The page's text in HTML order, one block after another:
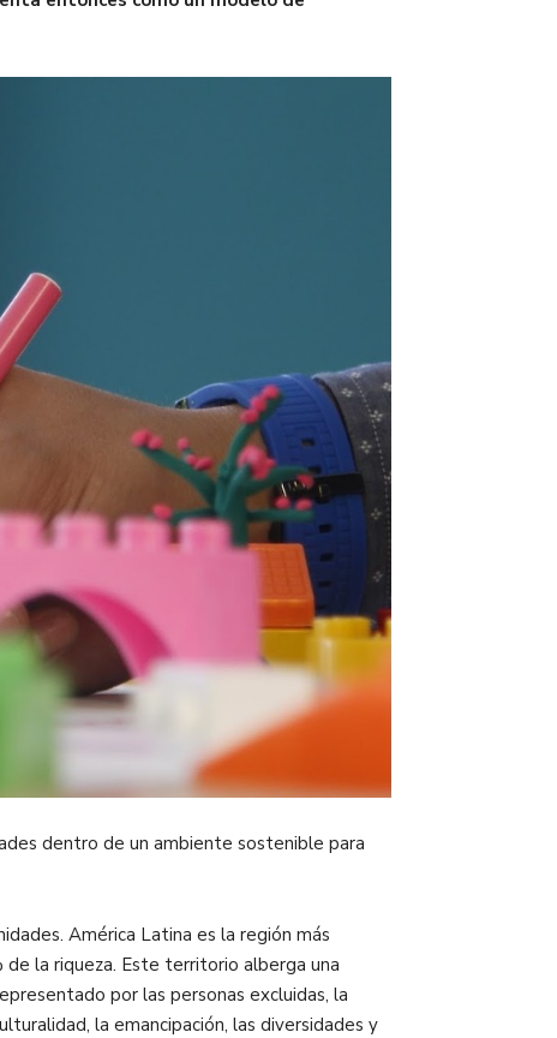
dentro de un ambiente sostenible para
América Latina es la región más
la riqueza. Este territorio alberga una
por las personas excluidas, la
la emancipación, las diversidades y